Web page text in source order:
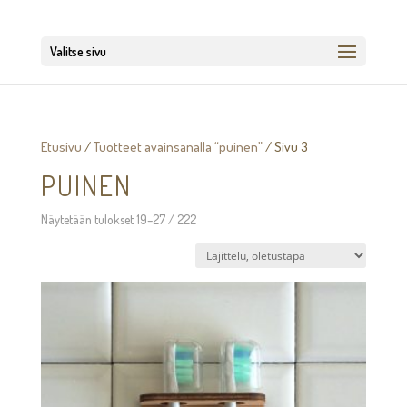
Valitse sivu
Etusivu /Tuotteet avainsanalla “puinen”/ Sivu 3
PUINEN
Näytetään tulokset 19–27 / 222